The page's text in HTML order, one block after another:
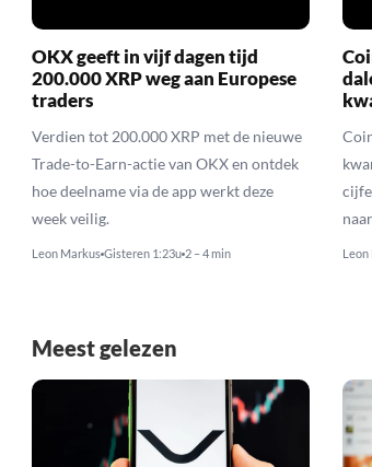
OKX geeft in vijf dagen tijd
200.000 XRP weg aan Europese
traders
Verdien tot 200.000 XRP met de nieuwe
Trade-to-Earn-actie van OKX en ontdek
hoe deelname via de app werkt deze
week veilig.
Leon Markus Gisteren 1:23u 2 – 4 min
Meest gelezen